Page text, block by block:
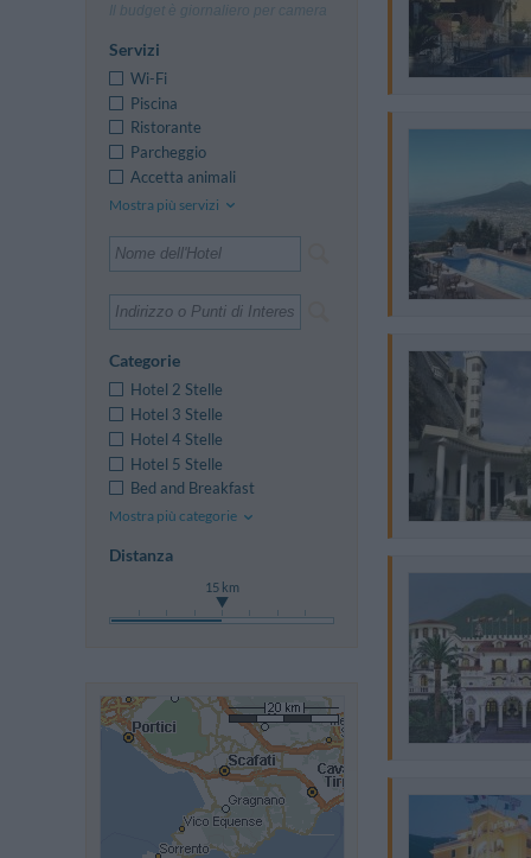
Il budget è giornaliero per camera
Servizi
Wi-Fi
Piscina
Ristorante
Parcheggio
Accetta animali
Mostra più servizi
Categorie
Hotel 2 Stelle
Hotel 3 Stelle
Hotel 4 Stelle
Hotel 5 Stelle
Bed and Breakfast
Mostra più categorie
Distanza
15 km